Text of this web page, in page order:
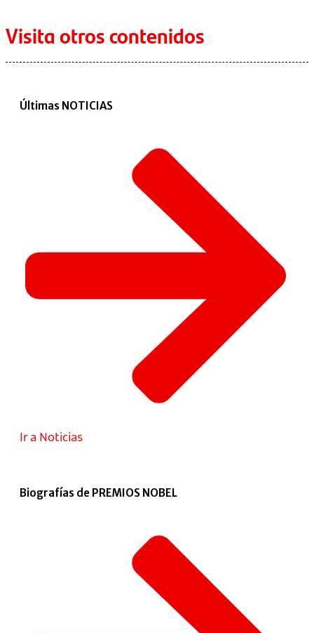
Visita otros contenidos
Últimas NOTICIAS
Ir a Noticias
Biografías de PREMIOS NOBEL